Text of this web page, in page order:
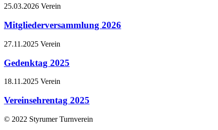
25.03.2026 Verein
Mitgliederversammlung 2026
27.11.2025 Verein
Gedenktag 2025
18.11.2025 Verein
Vereinsehrentag 2025
© 2022 Styrumer Turnverein